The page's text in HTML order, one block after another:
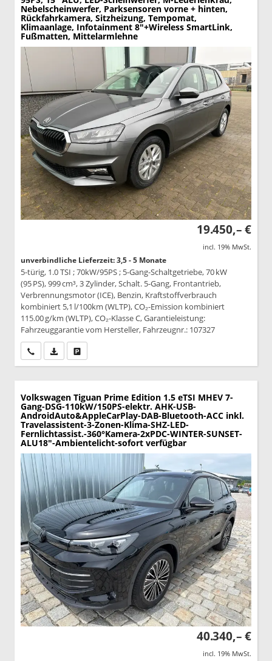
Nebelscheinwerfer, Parksensoren vorne + hinten,
Rückfahrkamera, Sitzheizung, Tempomat,
Klimaanlage, Infotainment 8"+Wireless SmartLink,
Fußmatten, Mittelarmlehne
19.450,– €
incl. 19% MwSt.
unverbindliche Lieferzeit: 3,5 - 5 Monate
5-türig, 1.0 TSI ; 70kW/95PS ; 5-Gang-Schaltgetriebe, 70 kW
(95 PS), 999 cm³, 3 Zylinder, Schalt. 5-Gang, Frontantrieb,
Verbrennungsmotor (ICE), Benzin, Kraftstoffverbrauch
kombiniert 5,1 l/100km (WLTP), CO₂-Emission kombiniert
115.00 g/km (WLTP), CO₂-Klasse C, Garantieleistung:
Fahrzeuggarantie vom Hersteller, Fahrzeugnr.: 107327
Wir rufen Sie anPDF-Datei, Fahrzeugexposé drucken
Volkswagen Tiguan Prime Edition 1.5 eTSI MHEV 7-
Gang-DSG-110kW/150PS-elektr. AHK-USB-
AndroidAuto&AppleCarPlay-DAB-Bluetooth-ACC inkl.
Travelassistent-3-Zonen-Klima-SHZ-LED-
Fernlichtassist.-360°Kamera-2xPDC-WINTER-SUNSET-
ALU18"-Ambientelicht-sofort verfügbar
40.340,– €
incl. 19% MwSt.